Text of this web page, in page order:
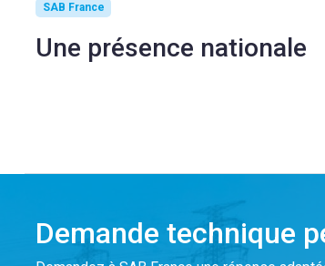
SAB France
Une présence nationale
Demande technique